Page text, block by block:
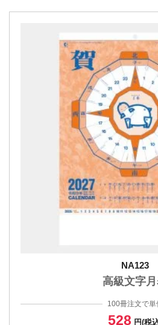
NA123
高級文字
100冊注文で単
528 円(税